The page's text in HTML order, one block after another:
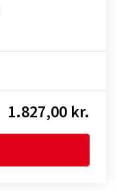
1.827,00 kr.